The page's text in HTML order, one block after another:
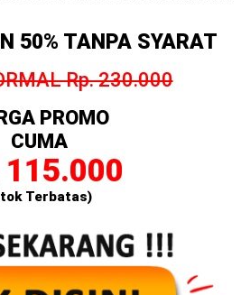
50% TANPA SYARAT
Rp. 230.000
PROMO
CUMA
115.000
Terbatas)